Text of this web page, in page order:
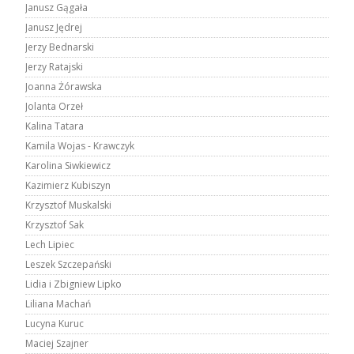
Janusz Gągała
Janusz Jędrej
Jerzy Bednarski
Jerzy Ratajski
Joanna Żórawska
Jolanta Orzeł
Kalina Tatara
Kamila Wojas - Krawczyk
Karolina Siwkiewicz
Kazimierz Kubiszyn
Krzysztof Muskalski
Krzysztof Sak
Lech Lipiec
Leszek Szczepański
Lidia i Zbigniew Lipko
Liliana Machań
Lucyna Kuruc
Maciej Szajner